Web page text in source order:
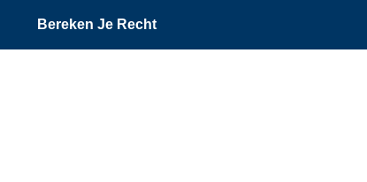
Bereken Je Recht